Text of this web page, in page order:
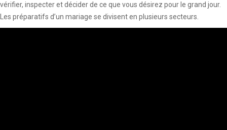
vérifier, inspecter et décider de ce que vous désirez pour le grand jour.
Les préparatifs d’un mariage se divisent en plusieurs secteurs.